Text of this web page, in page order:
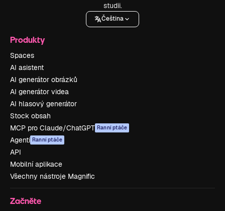
studii.
Čeština
Produkty
Spaces
AI asistent
AI generátor obrázků
AI generátor videa
AI hlasový generátor
Stock obsah
MCP pro Claude/ChatGPT Ranní ptáče
Agenti Ranní ptáče
API
Mobilní aplikace
Všechny nástroje Magnific
Začněte